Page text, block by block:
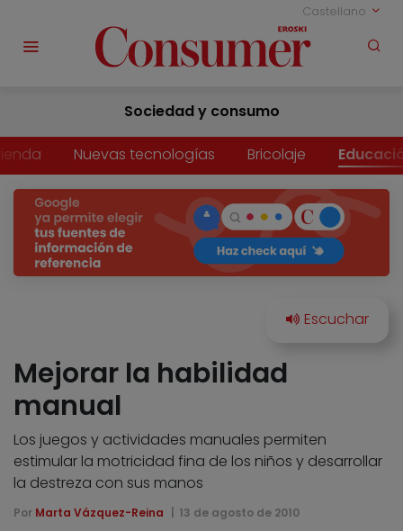
Castellano
Sociedad y consumo
Nuevas tecnologías Bricolaje
Mejorar la habilidad
manual
Los juegos y actividades manuales permiten
estimular la motricidad fina de los niños y desarrollar
la destreza con sus manos
Por Marta Vázquez-Reina 13 de agosto de 2010